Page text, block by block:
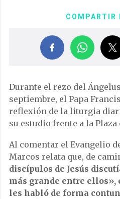
COMPARTIR
Durante el rezo del
septiembre, el Papa
reflexión de la liturgia
su estudio frente a la Plaza
Al comentar el Evangelio
Marcos relata que, de
discípulos de Jesús
más grande entre ellos»,
les habló de forma